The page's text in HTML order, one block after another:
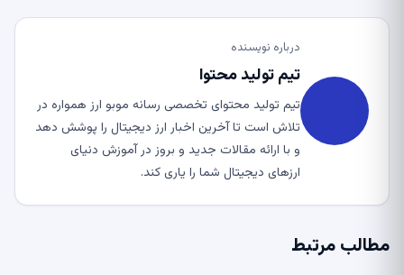
درباره نویسنده
تیم تولید محتوا
تیم تولید محتوای تخصصی رسانه موبو ارز همواره در
تلاش است تا آخرین اخبار ارز دیجیتال را پوشش دهد
و با ارائه مقالات جدید و بروز در آموزش دنیای
ارزهای دیجیتال شما را یاری کند.
مطالب مرتبط